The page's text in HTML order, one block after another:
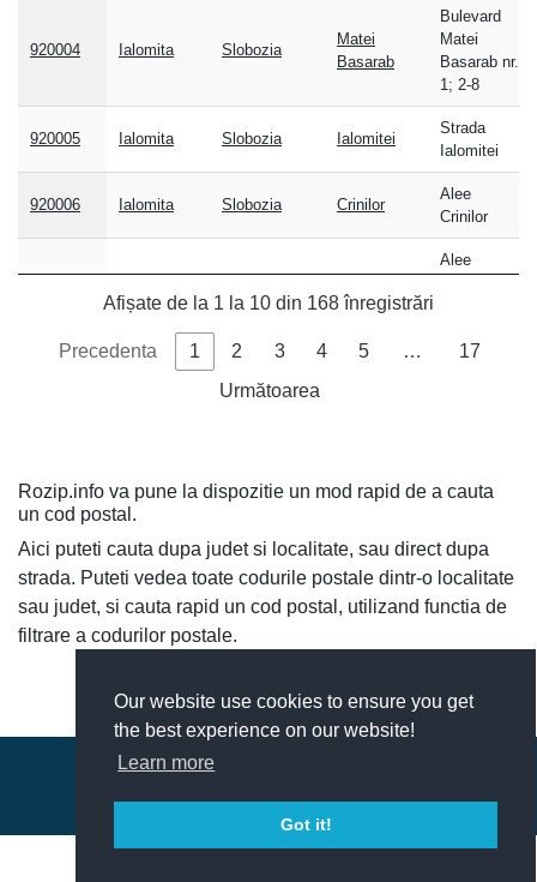
Our website use cookies to ensure you get
the best experience on our website!
Learn more
Got it!
920004 Ialomita Slobozia
Matei
Basarab
Bulevard
Matei
Basarab nr.
1; 2-8
920005 Ialomita Slobozia Ialomitei
Strada
Ialomitei
920006 Ialomita Slobozia Crinilor
Alee
Crinilor
Alee
Alee
920007 Ialomita Slobozia
Sadoveanu
Strada
Sadoveanu
Strada
83-T
Afișate de la 1 la 10 din 168 înregistrări
Precedenta 1 2 3 4 5 …
17
Următoarea
Rozip.info va pune la dispozitie un mod rapid de a cauta
un cod postal.
Aici puteti cauta dupa judet si localitate, sau direct dupa
strada. Puteti vedea toate codurile postale dintr-o localitate
sau judet, si cauta rapid un cod postal, utilizand functia de
filtrare a codurilor postale.
© 2018-2026 - ROZip.info Coduri Postale Romania
Contact|Termeni si conditii